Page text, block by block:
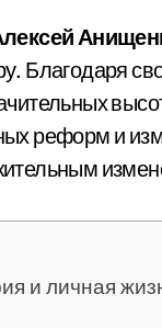
Благодаря
реформ и
и личная